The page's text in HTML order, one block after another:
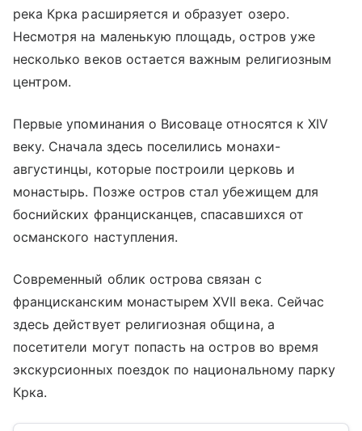
река Крка расширяется и образует озеро.
Несмотря на маленькую площадь, остров уже
несколько веков остается важным религиозным
центром.
Первые упоминания о Висоваце относятся к XIV
веку. Сначала здесь поселились монахи-
августинцы, которые построили церковь и
монастырь. Позже остров стал убежищем для
боснийских францисканцев, спасавшихся от
османского наступления.
Современный облик острова связан с
францисканским монастырем XVII века. Сейчас
здесь действует религиозная община, а
посетители могут попасть на остров во время
экскурсионных поездок по национальному парку
Крка.